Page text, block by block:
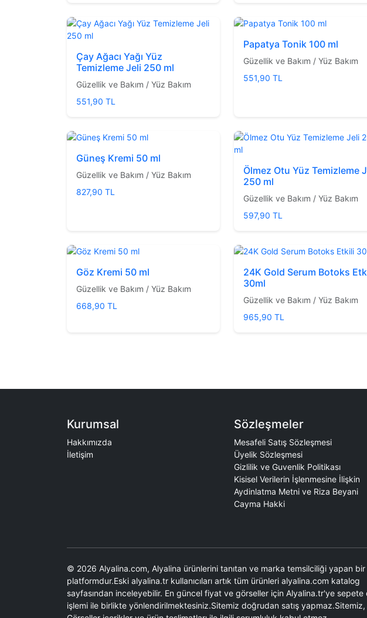
Çay Ağacı Yağı Yüz
Temizleme Jeli 250 ml
Güzellik ve Bakım / Yüz Bakım
551,90 TL
Papatya Tonik 100 ml
Güzellik ve Bakım / Yüz Bakım
551,90 TL
Güneş Kremi 50 ml
Güzellik ve Bakım / Yüz Bakım
827,90 TL
Ölmez Otu Yüz Temizleme
250 ml
Güzellik ve Bakım / Yüz Bakım
597,90 TL
Göz Kremi 50 ml
Güzellik ve Bakım / Yüz Bakım
668,90 TL
24K Gold Serum Botoks
30ml
Güzellik ve Bakım / Yüz Bakım
965,90 TL
Kurumsal
Hakkımızda
İletişim
Sözleşmeler
Mesafeli Satış Sözleşmesi
Üyelik Sözleşmesi
Gizlilik ve Guvenlik Politikası
Kisisel Verilerin İşlenmesine İlişkin
Aydinlatma Metni ve Riza Beyani
Cayma Hakki
© 2026 Alyalina.com, Alyalina ürünlerini tanıtan ve marka temsilciliği yapan bir
platformdur.Eski alyalina.tr kullanıcıları artık tüm ürünleri alyalina.com katalog
sayfasından inceleyebilir. En güncel fiyat ve görseller için Alyalina.tr'ye sepete
işlemi ile birlikte yönlendirilmektesiniz.Sitemiz doğrudan satış yapmaz.Sitemiz,